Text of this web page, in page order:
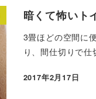
暗くて怖いト
3畳ほどの空間に
り、間仕切りで
2017年2月17日